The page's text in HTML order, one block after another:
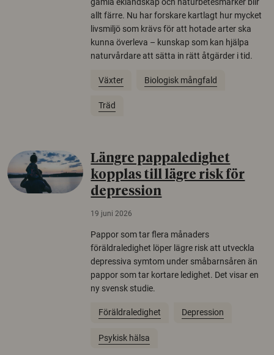
gamla eklandskap och naturbetesmarker blir
allt färre. Nu har forskare kartlagt hur mycket
livsmiljö som krävs för att hotade arter ska
kunna överleva – kunskap som kan hjälpa
naturvårdare att sätta in rätt åtgärder i tid.
Växter Biologisk mångfald
Träd
Längre pappaledighet
kopplas till lägre risk för
depression
19 juni 2026
Pappor som tar flera månaders
föräldraledighet löper lägre risk att utveckla
depressiva symtom under småbarnsåren än
pappor som tar kortare ledighet. Det visar en
ny svensk studie.
Föräldraledighet Depression
Psykisk hälsa